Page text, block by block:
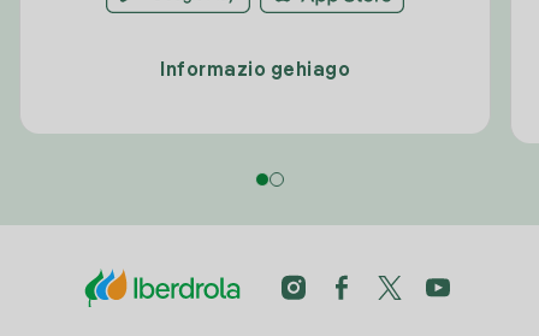
Informazio gehiago